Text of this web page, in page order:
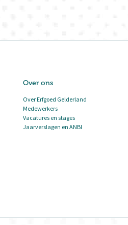
Over ons
Over Erfgoed Gelderland
Medewerkers
Vacatures en stages
Jaarverslagen en ANBI